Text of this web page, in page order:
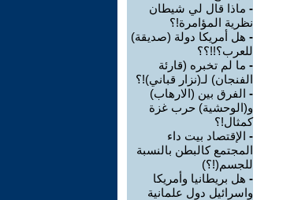
- ماذا قال لي شيطان
نظرية المؤامرة!؟
- هل أمريكا دولة (صديقة)
للعرب؟!!؟؟
- ما لم تخبره (قارئة
الفنجان) لـ(نزار قباني)!؟
- الفرق بين (الارهاب)
و(الوحشية) حرب غزة
كمثال!؟
- الإقتصاد بيت داء
المجتمع كالبطن بالنسبة
للجسم(!؟)
- هل بريطانيا وأمريكا
واسرائيل دول علمانية